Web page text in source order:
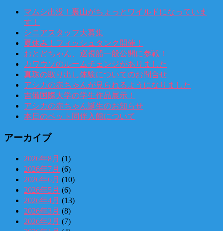
マムシ出没！裏山がちょっとワイルドになっていま
す！
シニアスタッフ大募集
夏休み！フィッシュタンク開催！
おとどちゃん、巡視船一般公開に参戦！
カワウソのルームチェンジがありました
真珠の取り出し体験についてのお問合せ
アシカの赤ちゃんが見られるようになりました
吉備国際大学の学生作品展示！
アシカの赤ちゃん誕生のお知らせ
本日のペット同伴入館について
アーカイブ
2026年8月 (1)
2026年7月 (6)
2026年6月 (10)
2026年5月 (6)
2026年4月 (13)
2026年3月 (8)
2026年2月 (7)